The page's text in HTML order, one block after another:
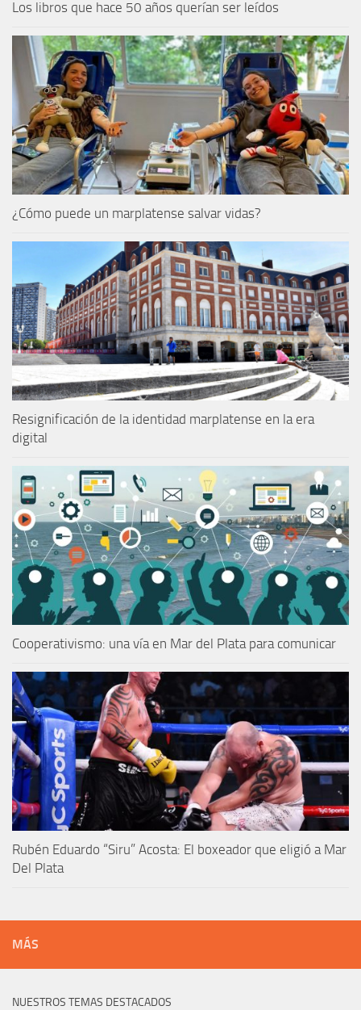
Los libros que hace 50 años querían ser leídos
¿Cómo puede un marplatense salvar vidas?
Resignificación de la identidad marplatense en la era
digital
Cooperativismo: una vía en Mar del Plata para comunicar
Rubén Eduardo “Siru” Acosta: El boxeador que eligió a Mar
Del Plata
MÁS
NUESTROS TEMAS DESTACADOS